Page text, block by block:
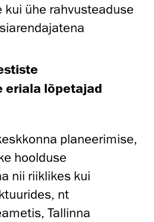
ühe rahvusteaduse
eriala lõpetajad
planeerimise,
hoolduse
nii riiklikes kui
nt
Tallinna